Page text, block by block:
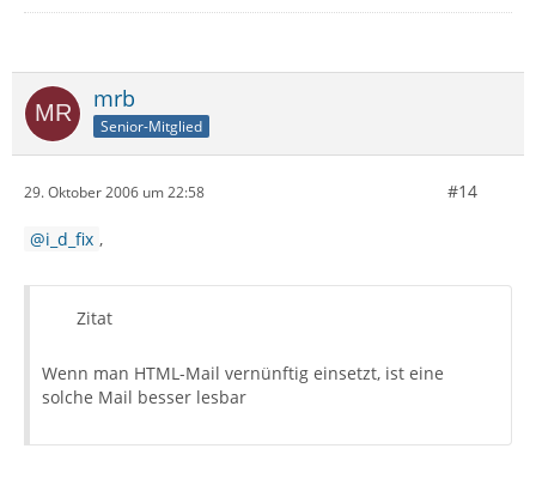
mrb
Senior-Mitglied
29. Oktober 2006 um 22:58 #14
i_d_fix ,
Zitat
Wenn man HTML-Mail vernünftig einsetzt, ist eine
solche Mail besser lesbar